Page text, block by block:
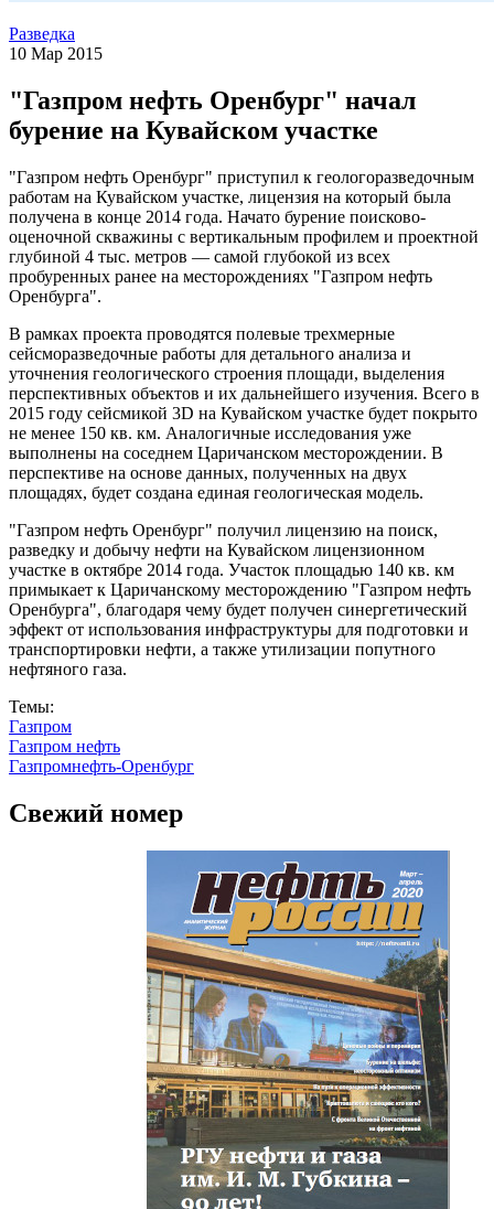
Разведка
10 Мар 2015
"Газпром нефть Оренбург" начал
бурение на Кувайском участке
"Газпром нефть Оренбург" приступил к геологоразведочным
работам на Кувайском участке, лицензия на который была
получена в конце 2014 года. Начато бурение поисково-
оценочной скважины с вертикальным профилем и проектной
глубиной 4 тыс. метров — самой глубокой из всех
пробуренных ранее на месторождениях "Газпром нефть
Оренбурга".
В рамках проекта проводятся полевые трехмерные
сейсморазведочные работы для детального анализа и
уточнения геологического строения площади, выделения
перспективных объектов и их дальнейшего изучения. Всего в
2015 году сейсмикой 3D на Кувайском участке будет покрыто
не менее 150 кв. км. Аналогичные исследования уже
выполнены на соседнем Царичанском месторождении. В
перспективе на основе данных, полученных на двух
площадях, будет создана единая геологическая модель.
"Газпром нефть Оренбург" получил лицензию на поиск,
разведку и добычу нефти на Кувайском лицензионном
участке в октябре 2014 года. Участок площадью 140 кв. км
примыкает к Царичанскому месторождению "Газпром нефть
Оренбурга", благодаря чему будет получен синергетический
эффект от использования инфраструктуры для подготовки и
транспортировки нефти, а также утилизации попутного
нефтяного газа.
Темы:
Газпром
Газпром нефть
Газпромнефть-Оренбург
Свежий номер